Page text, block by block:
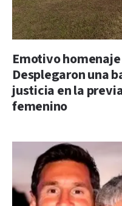
Emotivo
Desplegaron una
justicia en la
femenino